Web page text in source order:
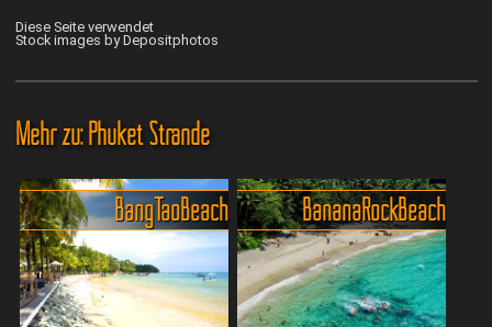
Diese Seite verwendet
Stock images by Depositphotos
Mehr zu: Phuket Strände
Bang Tao Beach Banana Rock Beach